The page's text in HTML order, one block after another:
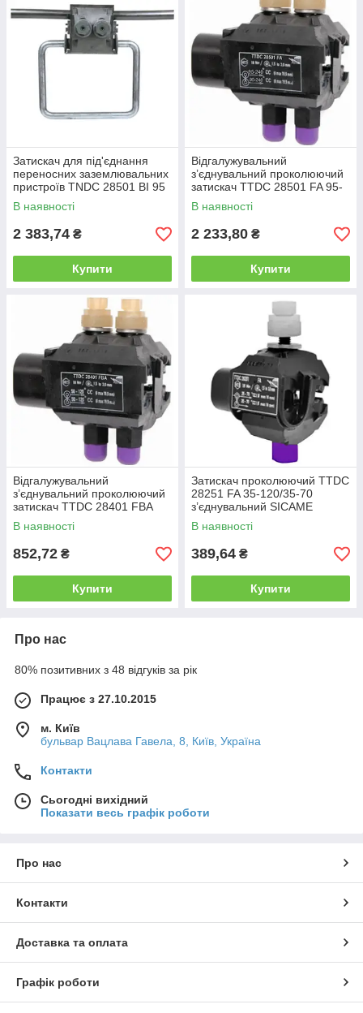
Затискач для під'єднання
переносних заземлювальних
пристроїв TNDC 28501 BI 95
95-300 мм² SICAME,
проколювальний затискач зі
скобою
В наявності
2 383,74 ₴
Купити
Відгалужувальний
з’єднувальний проколюючий
затискач TTDC 28501 FA 95-
240/95-240 SICAME
В наявності
2 233,80 ₴
Купити
Відгалужувальний
з’єднувальний проколюючий
затискач TTDC 28401 FBA
50-120/50-120 SICAME
В наявності
852,72 ₴
Купити
Затискач проколюючий TTDC
28251 FA 35-120/35-70
з’єднувальний SICAME
В наявності
389,64 ₴
Купити
Про нас
80% позитивних з 48 відгуків за рік
Працює з 27.10.2015
м. Київ
бульвар Вацлава Гавела, 8, Київ, Україна
Контакти
Сьогодні вихідний
Показати весь графік роботи
Про нас
Контакти
Доставка та оплата
Графік роботи